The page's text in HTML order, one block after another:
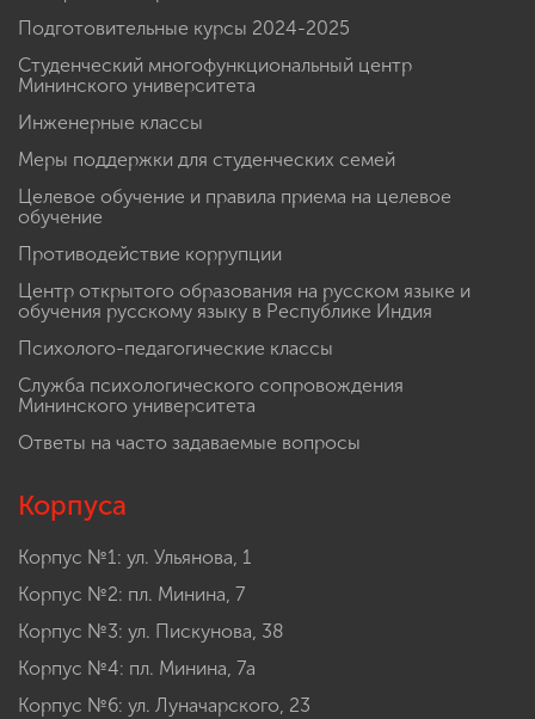
Подготовительные курсы 2024-2025
Студенческий многофункциональный центр
Мининского университета
Инженерные классы
Меры поддержки для студенческих семей
Целевое обучение и правила приема на целевое
обучение
Противодействие коррупции
Центр открытого образования на русском языке и
обучения русскому языку в Республике Индия
Психолого-педагогические классы
Служба психологического сопровождения
Мининского университета
Ответы на часто задаваемые вопросы
Корпуса
Корпус №1: ул. Ульянова, 1
Корпус №2: пл. Минина, 7
Корпус №3: ул. Пискунова, 38
Корпус №4: пл. Минина, 7а
Корпус №6: ул. Луначарского, 23